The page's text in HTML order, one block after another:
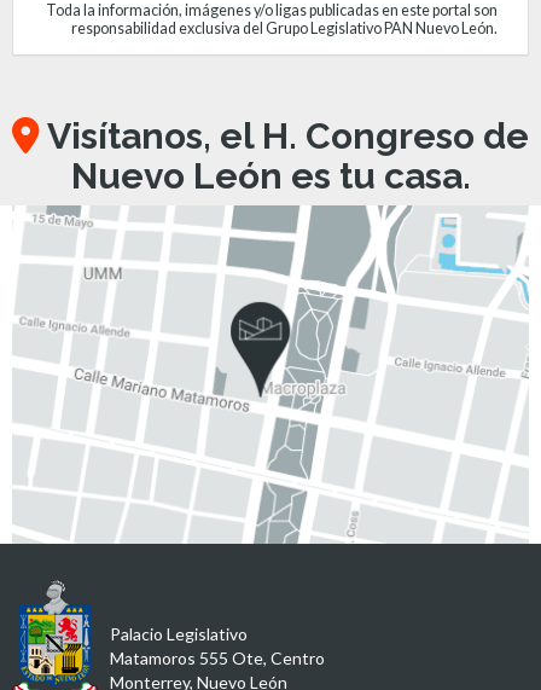
Toda la información, imágenes y/o ligas publicadas en este portal son
responsabilidad exclusiva del Grupo Legislativo PAN Nuevo León.
Visítanos, el H. Congreso de
Nuevo León es tu casa.
Palacio Legislativo
Matamoros 555 Ote, Centro
Monterrey, Nuevo León